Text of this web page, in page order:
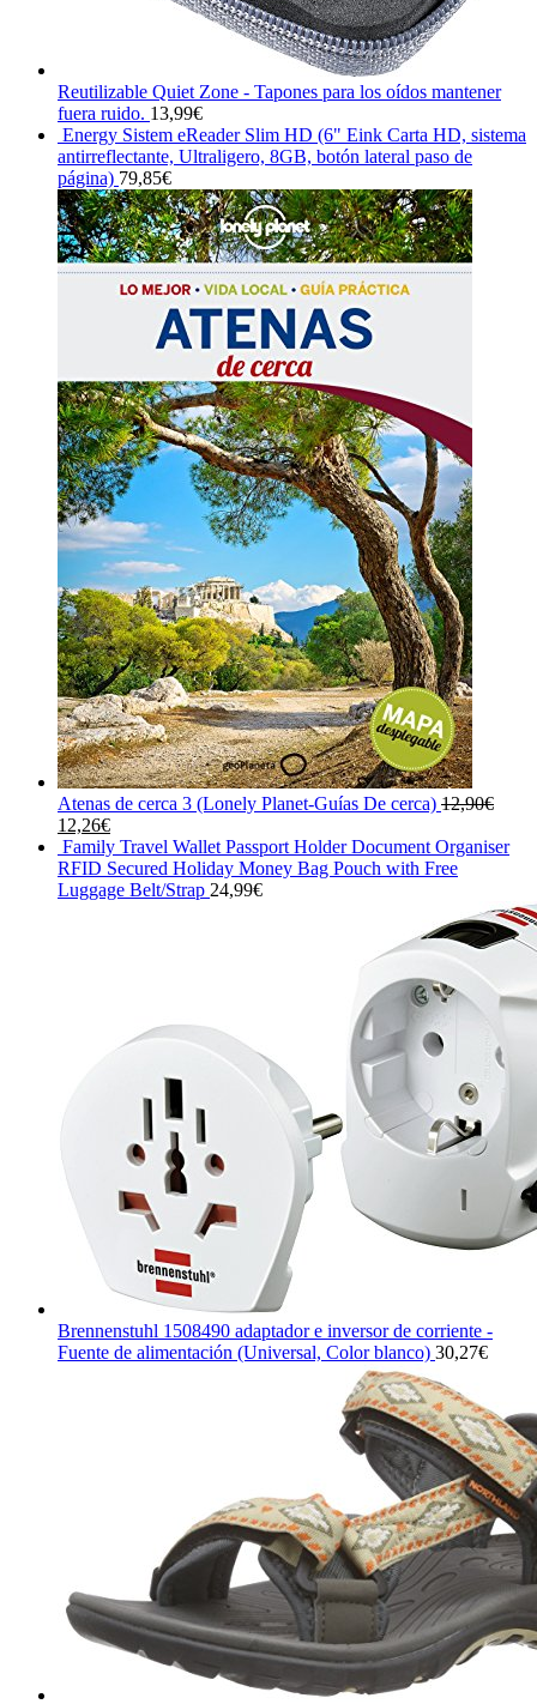
Reutilizable Quiet Zone - Tapones para los oídos mantener
fuera ruido. 13,99€
Energy Sistem eReader Slim HD (6" Eink Carta HD, sistema
antirreflectante, Ultraligero, 8GB, botón lateral paso de
página) 79,85€
Atenas de cerca 3 (Lonely Planet-Guías De cerca) 12,90€
El
precio
original
era:
12,26€El
precio
actual
es:
Family Travel Wallet Passport Holder Document Organiser
RFID Secured Holiday Money Bag Pouch with Free
Luggage Belt/Strap 24,99€
Brennenstuhl 1508490 adaptador e inversor de corriente -
Fuente de alimentación (Universal, Color blanco) 30,27€